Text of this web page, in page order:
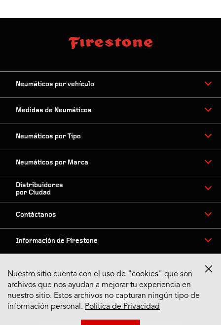
Neumáticos por vehículo
Medidas de Neumáticos
Neumáticos por Tipo
Neumáticos por Marca
Distribuidores
por Ciudad
Contáctanos
Información de Firestone
Síguenos en Redes
Nuestro sitio cuenta con el uso de "cookies" que son
archivos que nos ayudan a mejorar tu experiencia en
nuestro sitio. Estos archivos no capturan ningún tipo de
información personal. Política de Privacidad